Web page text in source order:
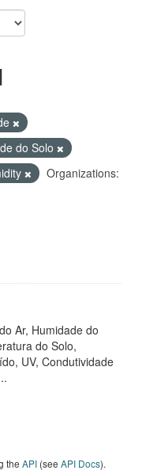
do Solo
Organizations:
Ar, Humidade do
do Solo,
UV, Condutividade
the API (see API Docs).